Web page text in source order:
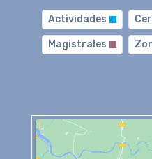
Actividades
Magistrales